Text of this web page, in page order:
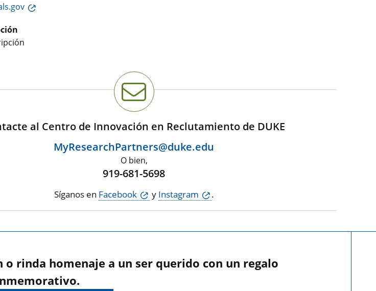
al Centro de Innovación en Reclutamiento de DUKE
MyResearchPartners@duke.edu
O bien,
919-681-5698
Síganos en Facebook y Instagram .
rinda homenaje a un ser querido con un regalo